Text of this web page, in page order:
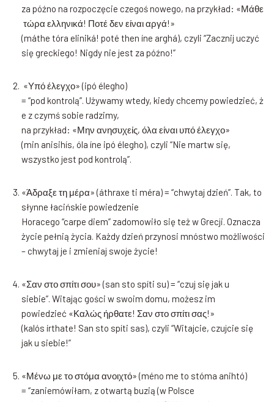
za późno na rozpoczęcie czegoś nowego, na przykład: «Μάθε
τώρα ελληνικά! Ποτέ δεν είναι αργά!»
(máthe tóra eliniká! poté then íne arghá), czyli “Zacznij uczyć
się greckiego! Nigdy nie jest za późno!”
«Υπό έλεγχο» (ipó élegho)
= “pod kontrolą”. Używamy wtedy, kiedy chcemy powiedzieć, ż
e z czymś sobie radzimy,
na przykład: «Μην ανησυχείς, όλα είναι υπό έλεγχο»
(min anisihís, óla íne ipó élegho), czyli “Nie martw się,
wszystko jest pod kontrolą”.
«Άδραξε τη μέρα» (áthraxe ti méra) = “chwytaj dzień”. Tak, to
słynne łacińskie powiedzenie
Horacego “carpe diem” zadomowiło się też w Grecji. Oznacza
życie pełnią życia. Każdy dzień przynosi mnóstwo możliwości
– chwytaj je i zmieniaj swoje życie!
«Σαν στο σπίτι σου» (san sto spíti su) = “czuj się jak u
siebie”. Witając gości w swoim domu, możesz im
powiedzieć «Καλώς ήρθατε! Σαν στο σπίτι σας!»
(kalós írthate! San sto spíti sas), czyli “Witajcie, czujcie się
jak u siebie!”
«Μένω με το στόμα ανοιχτό» (méno me to stóma anihtó)
= “zaniemówiłam, z otwartą buzią (w Polsce